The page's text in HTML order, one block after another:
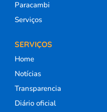
Paracambi
Serviços
SERVIÇOS
Home
Notícias
Transparencia
Diário oficial